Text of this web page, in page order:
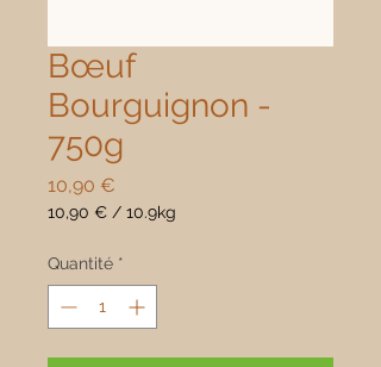
Bœuf
Bourguignon -
750g
10,90 €
10,90 € / 10.9kg
pour
Kilogrammes
Quantité *